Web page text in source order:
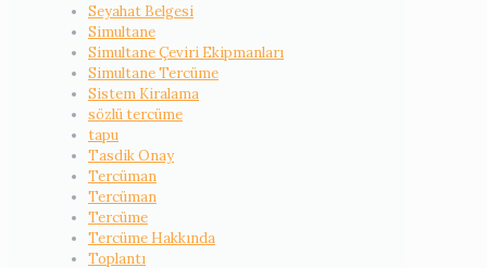
Seyahat Belgesi
Simultane
Simultane Çeviri Ekipmanları
Simultane Tercüme
Sistem Kiralama
sözlü tercüme
tapu
Tasdik Onay
Tercüman
Tercüman
Tercüme
Tercüme Hakkında
Toplantı